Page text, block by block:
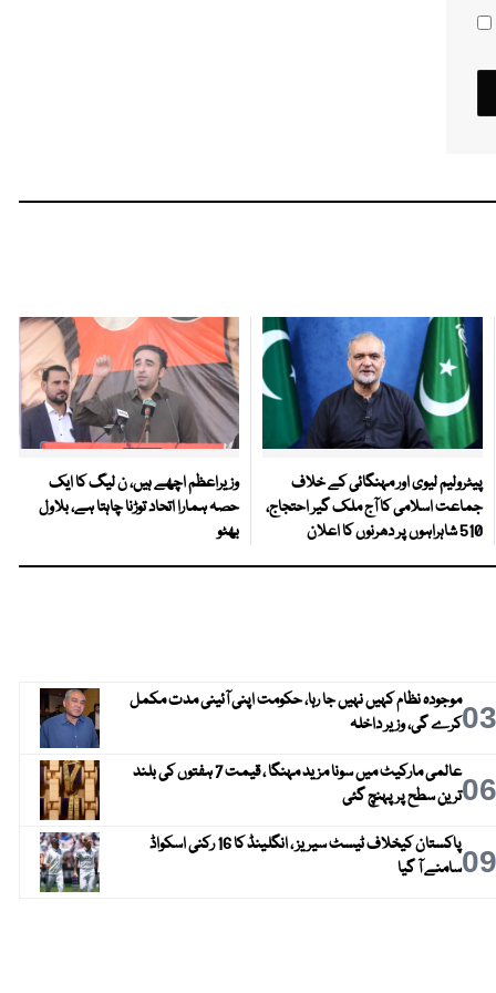
پیٹرولیم لیوی اور مہنگائی کے خلاف
جماعت اسلامی کا آج ملک گیر احتجاج،
510 شاہراہوں پر دھرنوں کا اعلان
وزیراعظم اچھے ہیں، ن لیگ کا ایک
حصہ ہمارا اتحاد توڑنا چاہتا ہے، بلاول
بھٹو
03موجودہ نظام کہیں نہیں جا رہا، حکومت اپنی آئینی مدت مکمل
کرے گی، وزیر داخلہ
06
عالمی مارکیٹ میں سونا مزید مہنگا ، قیمت 7 ہفتوں کی بلند
ترین سطح پر پہنچ گئی
09
پاکستان کیخلاف ٹیسٹ سیریز ، انگلینڈ کا 16 رکنی اسکواڈ
سامنے آ گیا